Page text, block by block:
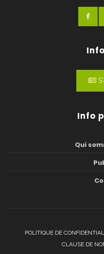
Info
Qui
POLITIQUE DE
CLAUSE DE